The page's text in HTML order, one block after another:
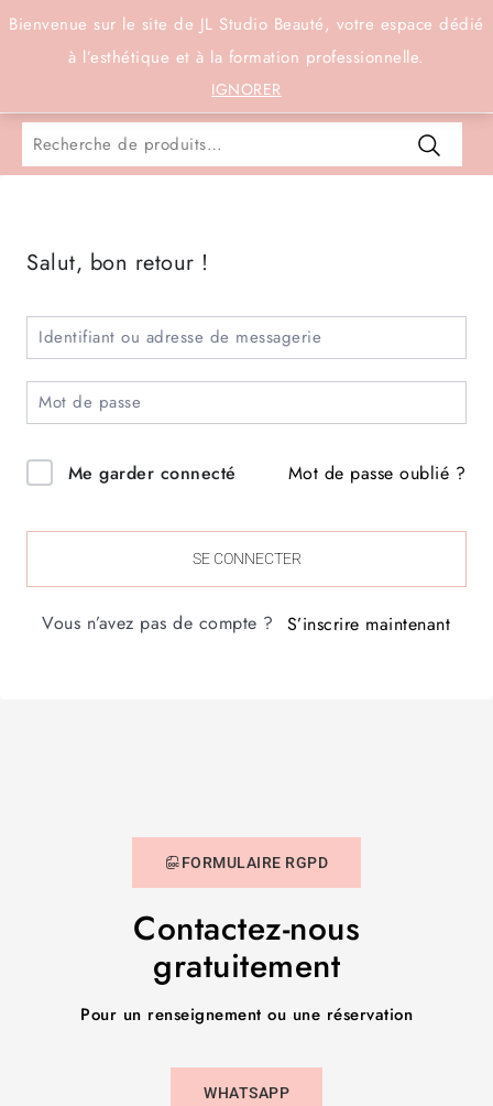
Bienvenue sur le site de JL Studio Beauté, votre espace dédié
à l’esthétique et à la formation professionnelle.
IGNORER
Connexion
Salut, bon retour !
Me garder connecté Mot de passe oublié ?
SE CONNECTER
Vous n’avez pas de compte ? S’inscrire maintenant
FORMULAIRE RGPD
Contactez-nous
gratuitement
Pour un renseignement ou une réservation
WHATSAPP